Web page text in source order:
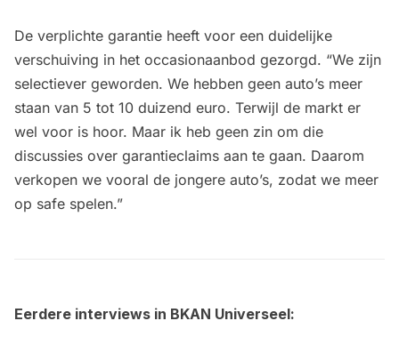
De verplichte garantie heeft voor een duidelijke
verschuiving in het occasionaanbod gezorgd. “We zijn
selectiever geworden. We hebben geen auto’s meer
staan van 5 tot 10 duizend euro. Terwijl de markt er
wel voor is hoor. Maar ik heb geen zin om die
discussies over garantieclaims aan te gaan. Daarom
verkopen we vooral de jongere auto’s, zodat we meer
op safe spelen.”
Eerdere interviews in BKAN Universeel: